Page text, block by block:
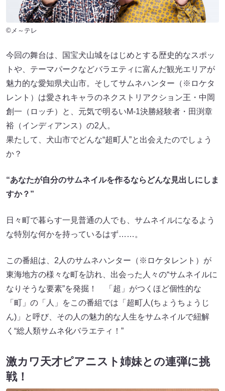
©メ～テレ
今回の舞台は、国宝犬山城をはじめとする歴史的なスポッ
トや、テーマパークなどバラエティに富んだ観光エリアが
魅力的な愛知県犬山市。そしてサムネハンター（※ロケタ
レント）は愛されキャラのネクストリアクション王・中岡
創一（ロッチ）と、元気で明るいM-1決勝経験者・田渕章
裕（インディアンス）の2人。
果たして、犬山市でどんな“超町人”と出会えたのでしょう
か？
“あなたが自分のサムネイルを作るならどんな見出しにしま
すか？”
日々町で暮らす一見普通の人でも、サムネイルになるよう
な特別な何かを持っているはず……。
この番組は、2人のサムネハンター（※ロケタレント）が
東海地方の様々な町を訪れ、出会った人々の“サムネイルに
なりそうな要素”を発掘！ 「超」がつくほど個性的な
「町」の「人」をこの番組では「超町人(ちょうちょうじ
ん)」と呼び、その人の魅力的な人生をサムネイルで紐解
く“総人類サムネ化バラエティ！”
激カワ天才ピアニスト姉妹との連弾に挑
戦！